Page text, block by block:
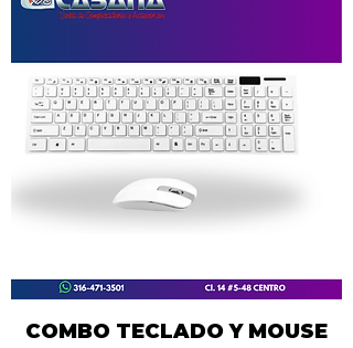
COMBO TECLADO Y MOUSE